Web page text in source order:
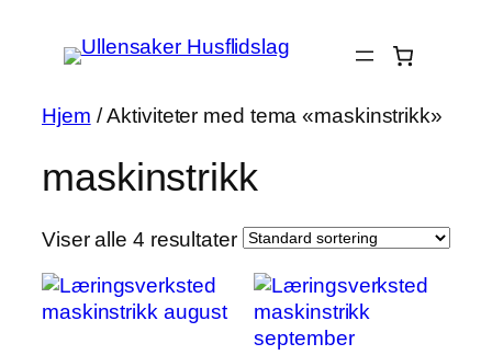
Hjem / Aktiviteter med tema «maskinstrikk»
maskinstrikk
Viser alle 4 resultater